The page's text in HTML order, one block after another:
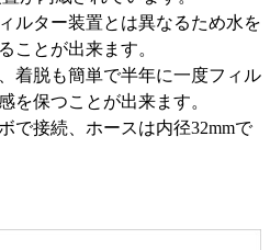
ルター装置とは異なるため水を
ことが出来ます。
着脱も簡単で半年に一度フィル
を保つことが出来ます。
で接続、ホースは内径32mmで